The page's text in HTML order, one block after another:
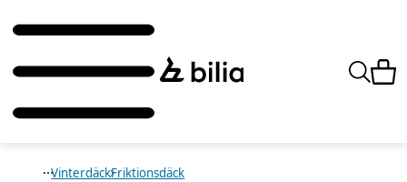
VinterdäckFriktionsdäck